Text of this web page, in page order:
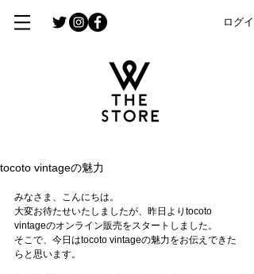
ログイ
tocoto vintageの魅力
みなさま、こんにちは。
大変お待たせいたしましたが、昨日よりtocoto
vintageのオンライン販売をスタートしました。
そこで、今日はtocoto vintageの魅力をお伝えできた
らと思います。